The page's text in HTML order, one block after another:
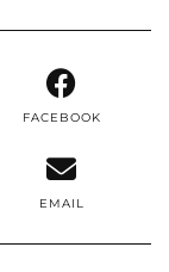
FACEBOOK
EMAIL